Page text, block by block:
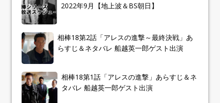
2022年9月【地上波＆BS朝日】
相棒18第2話「アレスの進撃～最終決戦」あ
らすじ＆ネタバレ 船越英一郎ゲスト出演
相棒18第1話「アレスの進撃」あらすじ＆ネ
タバレ 船越英一郎ゲスト出演